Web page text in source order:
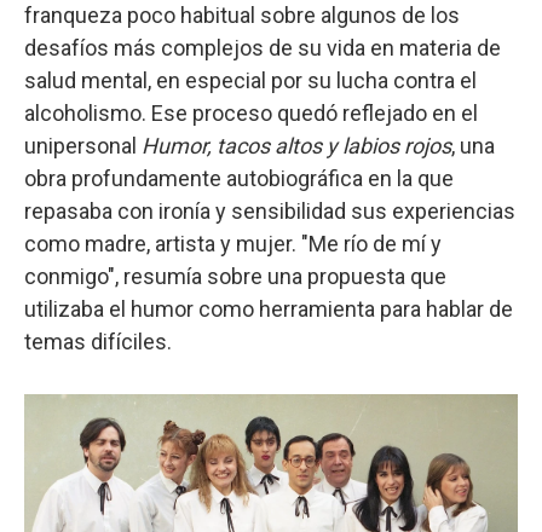
franqueza poco habitual sobre algunos de los
desafíos más complejos de su vida en materia de
salud mental, en especial por su lucha contra el
alcoholismo. Ese proceso quedó reflejado en el
unipersonal Humor, tacos altos y labios rojos, una
obra profundamente autobiográfica en la que
repasaba con ironía y sensibilidad sus experiencias
como madre, artista y mujer. "Me río de mí y
conmigo", resumía sobre una propuesta que
utilizaba el humor como herramienta para hablar de
temas difíciles.